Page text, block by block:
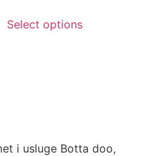
Select options
i usluge Botta doo,